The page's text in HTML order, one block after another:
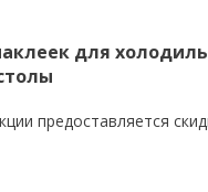
для
предоставляется